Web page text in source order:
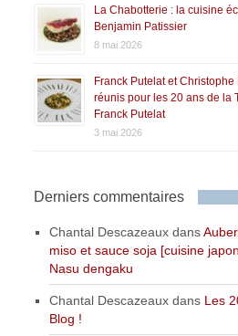
La Chabotterie : la cuisine
Benjamin Patissier
8 mai 2026
Franck Putelat et Christophe
réunis pour les 20 ans de la
Franck Putelat
3 mai 2026
Derniers commentaires
Chantal Descazeaux dans
miso et sauce soja [cuisine
Nasu dengaku
Chantal Descazeaux dans Les
Blog !